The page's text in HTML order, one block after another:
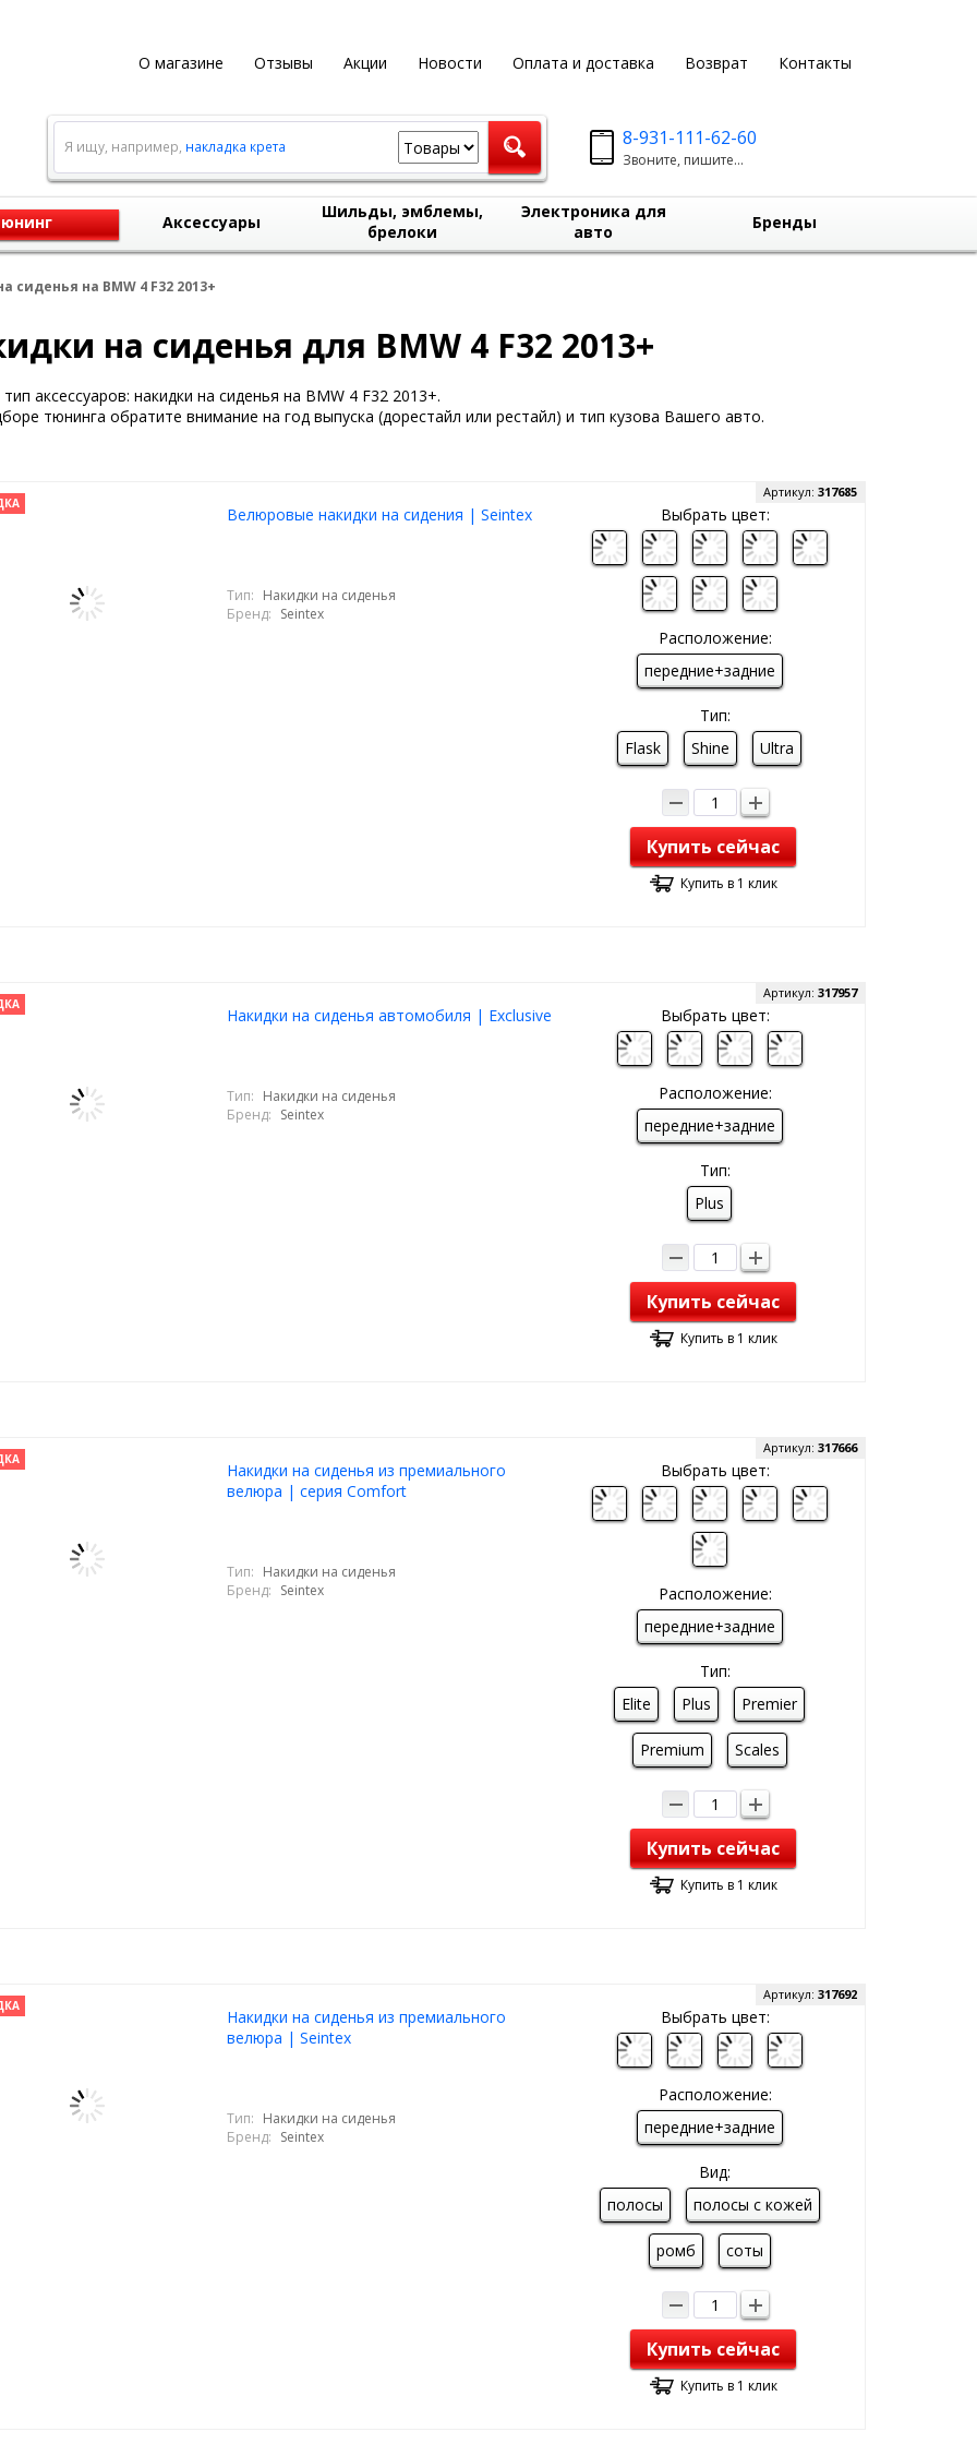
О магазине Отзывы Акции Новости Оплата и доставка Возврат Контакты
8-931-111-62-60
Звоните, пишите...
Я ищу, например, накладка крета
Аксессуары
Шильды, эмблемы,
брелоки
Электроника для
авто
Бренды
сиденья на BMW 4 F32 2013+
на сиденья для BMW 4 F32 2013+
аксессуаров: накидки на сиденья на BMW 4 F32 2013+.
тюнинга обратите внимание на год выпуска (дорестайл или рестайл) и тип кузова Вашего авто.
Велюровые накидки на сидения | Seintex
Артикул: 317685
Тип: Накидки на сиденья
Бренд: Seintex
Выбрать цвет:
Расположение:
передние+задние
Тип:
Flask
Shine Ultra
Купить сейчас
Купить в 1 клик
Накидки на сиденья автомобиля | Exclusive
Артикул: 317957
Тип: Накидки на сиденья
Бренд: Seintex
Выбрать цвет:
Расположение:
передние+задние
Тип:
Plus
Купить сейчас
Купить в 1 клик
Накидки на сиденья из премиального
велюра | серия Comfort
Артикул: 317666
Тип: Накидки на сиденья
Бренд: Seintex
Выбрать цвет:
Расположение:
передние+задние
Тип:
Elite
Plus Premier
Premium Scales
Купить сейчас
Купить в 1 клик
Накидки на сиденья из премиального
велюра | Seintex
Артикул: 317692
Тип: Накидки на сиденья
Бренд: Seintex
Выбрать цвет:
Расположение:
передние+задние
Вид:
полосы
полосы с кожей
ромб соты
Купить сейчас
Купить в 1 клик